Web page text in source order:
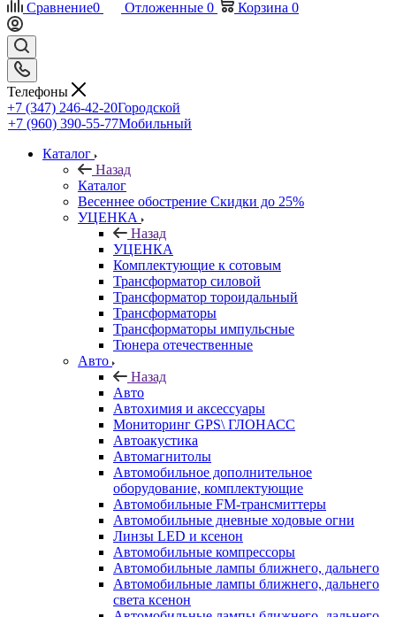
Сравнение0 Отложенные 0 Корзина 0
Телефоны
+7 (347) 246-42-20Городской
+7 (960) 390-55-77Мобильный
Каталог
Назад
Каталог
Весеннее обострение Скидки до 25%
УЦЕНКА
Назад
УЦЕНКА
Комплектующие к сотовым
Трансформатор силовой
Трансформатор тороидальный
Трансформаторы
Трансформаторы импульсные
Тюнера отечественные
Авто
Назад
Авто
Автохимия и аксессуары
Мониторинг GPS\ ГЛОНАСС
Автоакустика
Автомагнитолы
Автомобильное дополнительное
оборудование, комплектующие
Автомобильные FM-трансмиттеры
Автомобильные дневные ходовые огни
Линзы LED и ксенон
Автомобильные компрессоры
Автомобильные лампы ближнего, дальнего
Автомобильные лампы ближнего, дальнего
света ксенон